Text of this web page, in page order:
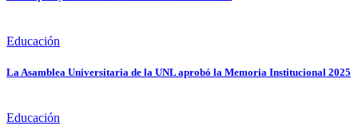
Educación
La Asamblea Universitaria de la UNL aprobó la Memoria Institucional 2025
Educación